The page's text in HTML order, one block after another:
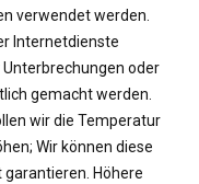
verwendet werden.
Internetdienste
oder
gemacht werden.
wir die Temperatur
Wir können diese
Höhere